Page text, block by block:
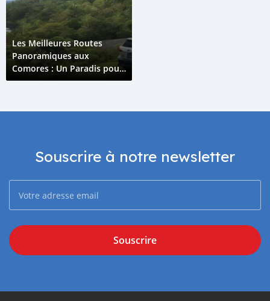
Les Meilleures Routes
Panoramiques aux
Comores : Un Paradis pour
les Amoureux de la Route
Souscrire à notre newsletter
Souscrire